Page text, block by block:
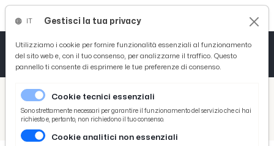
/ Picenotime
/ Serie B
Cosenza, Dionigi sollevato dall'incarico dopo aver accusato quattro sconfitte di fila
Gestisci la tua privacy
Utilizziamo i cookie per fornire funzionalità essenziali al funzionamento
del sito web e, con il tuo consenso, per analizzarne il traffico. Questo
pannello ti consente di esprimere le tue preferenze di consenso.
Cookie tecnici essenziali
Sono strettamente necessari per garantire il funzionamento del servizio che ci hai
richiesto e, pertanto, non richiedono il tuo consenso.
Cookie analitici non essenziali
Tutto News
Tutto Sport
Basket
Ciclismo
Tutto Curiosità